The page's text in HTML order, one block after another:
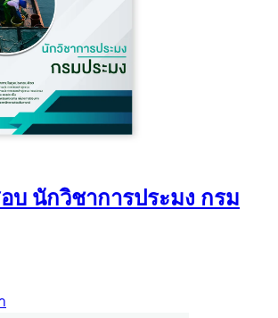
บ นักวิชาการประมง กรม